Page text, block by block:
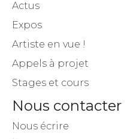
Actus
Expos
Artiste en vue !
Appels à projet
Stages et cours
Nous contacter
Nous écrire